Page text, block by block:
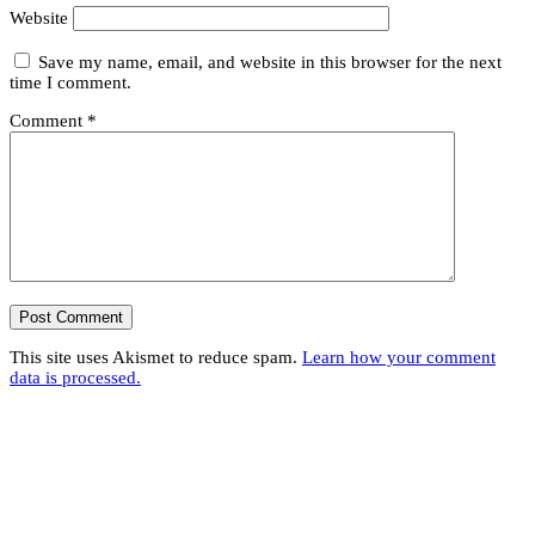
Website
Save my name, email, and website in this browser for the next
time I comment.
Comment *
This site uses Akismet to reduce spam. Learn how your comment
data is processed.